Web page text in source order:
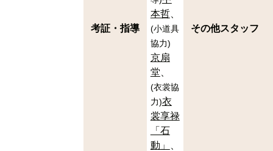
考証・指導
本哲
(小道具
協力)
京扇
堂
(衣裳協
力)衣
裳享禄
「石
動」
その他スタッフ